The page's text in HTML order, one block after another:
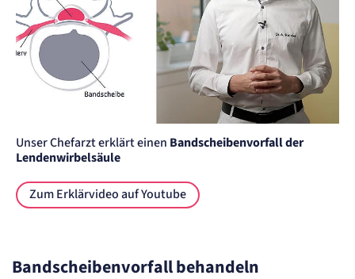
Unser Chefarzt erklärt einen Bandscheibenvorfall der
Lendenwirbelsäule
Zum Erklärvideo auf Youtube
Bandscheibenvorfall behandeln
Session
Einverständnis-Cookie
Name:
cookie_consent
Speichert den Zustimmungsstatus des Benutzers für Cookies auf der aktuellen
Domäne.
zu verstehen, wie unsere Besucher unsere